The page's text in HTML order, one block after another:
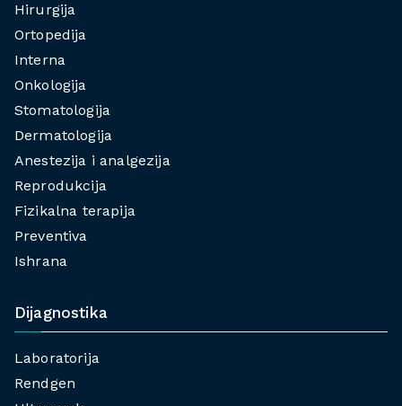
Hirurgija
Ortopedija
Interna
Onkologija
Stomatologija
Dermatologija
Anestezija i analgezija
Reprodukcija
Fizikalna terapija
Preventiva
Ishrana
Dijagnostika
Laboratorija
Rendgen